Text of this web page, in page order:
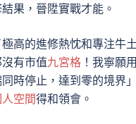
果，晉陞實戰才能。
高的進修熱忱和專注牛
有市值九宮格 ！我寧願
時停止，達到零的境界
空間得和領會。